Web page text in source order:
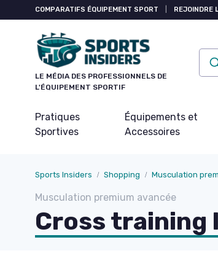
COMPARATIFS ÉQUIPEMENT SPORT REJOINDRE
LE MÉDIA DES PROFESSIONNELS DE
L'ÉQUIPEMENT SPORTIF
Pratiques
Sportives
Équipements et
Accessoires
Sports Insiders Shopping Musculation
Musculation premium avancée
Cross training
Panneau de gestion des cookies